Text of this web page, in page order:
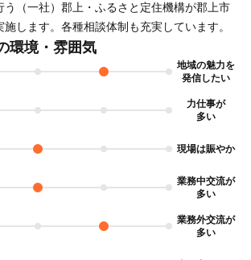
う（一社）郡上・ふるさと定住機構が郡上市
します。各種相談体制も充実しています。
環境・雰囲気
地域の魅力を
力仕事が
現場は賑やか
業務中交流が
業務外交流が